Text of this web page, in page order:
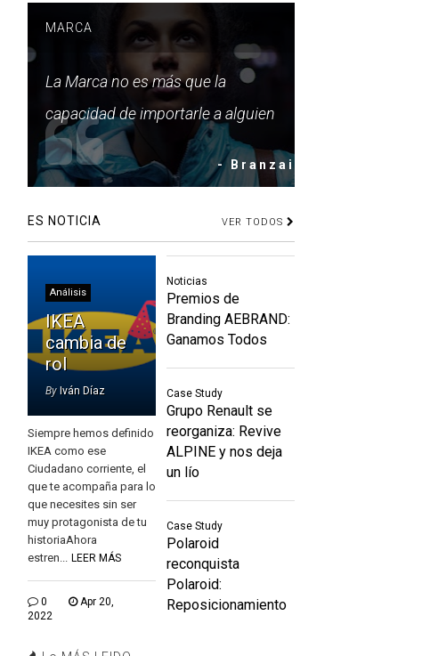
MARCA
La Marca no es más que la
capacidad de importarle a alguien
- Branzai
ES NOTICIA VER TODOS
Análisis
IKEA
cambia de
rol
By Iván Díaz
Siempre hemos definido
IKEA como ese
Ciudadano corriente, el
que te acompaña para lo
que necesites sin ser
muy protagonista de tu
historiaAhora
estren...
LEER MÁS
0
Apr 20,
2022
Noticias
Premios de
Branding AEBRAND:
Ganamos Todos
Case Study
Grupo Renault se
reorganiza: Revive
ALPINE y nos deja
un lío
Case Study
Polaroid
reconquista
Polaroid:
Reposicionamiento